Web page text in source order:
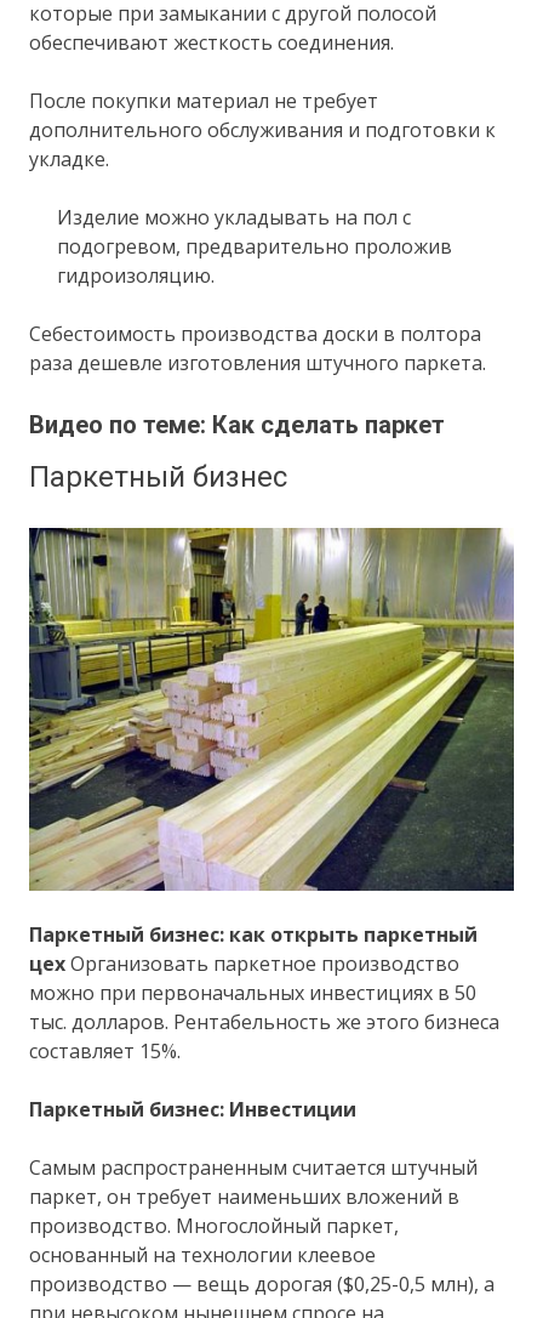
которые при замыкании с другой полосой
обеспечивают жесткость соединения.
После покупки материал не требует
дополнительного обслуживания и подготовки к
укладке.
Изделие можно укладывать на пол с
подогревом, предварительно проложив
гидроизоляцию.
Себестоимость производства доски в полтора
раза дешевле изготовления штучного паркета.
Видео по теме: Как сделать паркет
Паркетный бизнес
Паркетный бизнес: как открыть паркетный
цехОрганизовать паркетное производство
можно при первоначальных инвестициях в 50
тыс. долларов. Рентабельность же этого бизнеса
составляет 15%.
Паркетный бизнес: Инвестиции
Самым распространенным считается штучный
паркет, он требует наименьших вложений в
производство. Многослойный паркет,
основанный на технологии клеевое
производство — вещь дорогая ($0,25-0,5 млн), а